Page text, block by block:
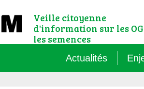
Veille citoyenne
d'information sur les
les semences
Actualités